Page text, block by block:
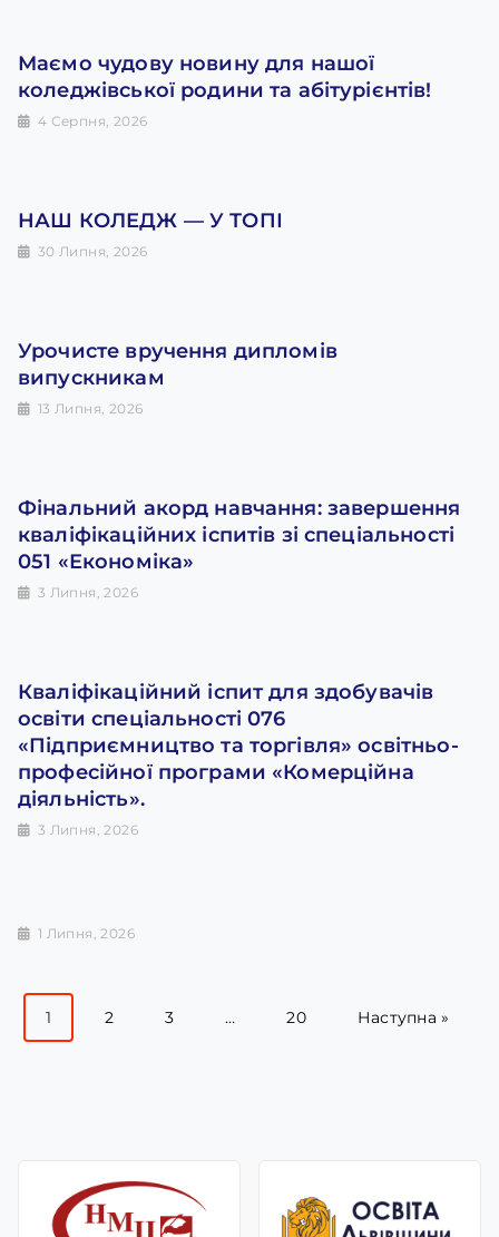
Маємо чудову новину для нашої
коледжівської родини та абітурієнтів!
4 Серпня, 2026
НАШ КОЛЕДЖ — У ТОПІ
30 Липня, 2026
Урочисте вручення дипломів
випускникам
13 Липня, 2026
Фінальний акорд навчання: завершення
кваліфікаційних іспитів зі спеціальності
051 «Економіка»
3 Липня, 2026
Кваліфікаційний іспит для здобувачів
освіти спеціальності 076
«Підприємництво та торгівля» освітньо-
професійної програми «Комерційна
діяльність».
3 Липня, 2026
1 Липня, 2026
1 2 3 … 20 Наступна »